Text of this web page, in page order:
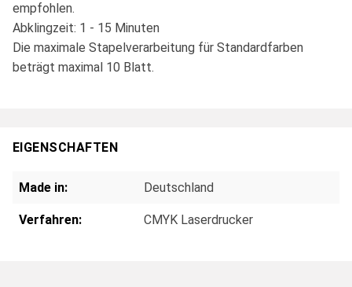
empfohlen.
Abklingzeit: 1 - 15 Minuten
Die maximale Stapelverarbeitung für Standardfarben
beträgt maximal 10 Blatt.
EIGENSCHAFTEN
Made in: Deutschland
Verfahren: CMYK Laserdrucker